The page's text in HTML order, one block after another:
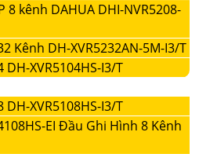
8 kênh DAHUA DHI-NVR5208-
Kênh DH-XVR5232AN-5M-I3/T
XVR5104HS-I3/T
XVR5108HS-I3/T
EI Đầu Ghi Hình 8 Kênh